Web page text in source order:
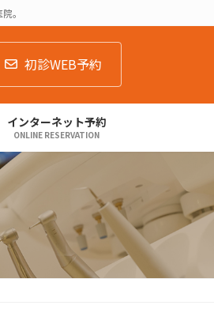
。
初診WEB予約
インターネット予約
ONLINE RESERVATION